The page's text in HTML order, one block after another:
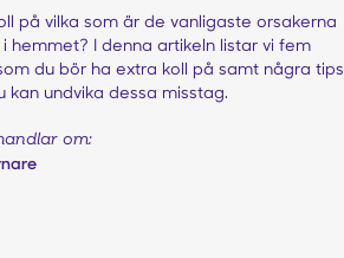
på vilka som är de vanligaste orsakerna
hemmet? I denna artikeln listar vi fem
du bör ha extra koll på samt några tips
kan undvika dessa misstag.
om: